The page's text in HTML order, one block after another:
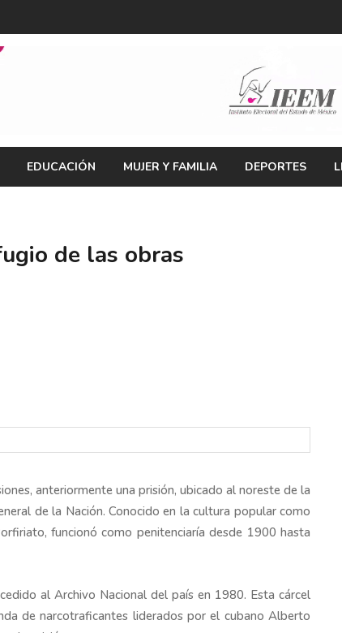
EDUCACIÓN MUJER Y FAMILIA DEPORTES
de las obras
anteriormente una prisión, ubicado al noreste de la
de la Nación. Conocido en la cultura popular como
funcionó como penitenciaría desde 1900 hasta
al Archivo Nacional del país en 1980. Esta cárcel
de narcotraficantes liderados por el cubano Alberto